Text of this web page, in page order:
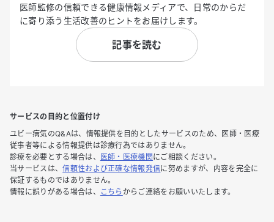
医師監修の信頼できる健康情報メディアで、日常のからだ
に寄り添う生活改善のヒントをお届けします。
記事を読む
サービスの目的と位置付け
ユビー病気のQ&Aは、情報提供を目的としたサービスのため、医師・医療
従事者等による情報提供は診療行為ではありません。
診療を必要とする場合は、
医師・医療機関 にご相談ください。
当サービスは、信頼性および正確な情報発信に努めますが、内容を完全に
保証するものではありません。
情報に誤りがある場合は、
こちら からご連絡をお願いいたします。